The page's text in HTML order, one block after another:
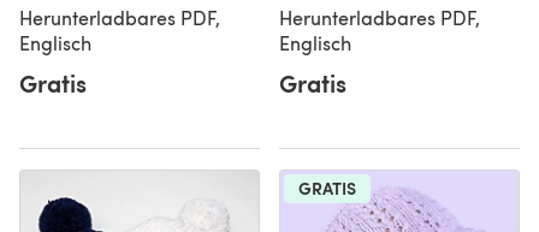
Herunterladbares PDF,
Englisch
Gratis
Herunterladbares PDF,
Englisch
Gratis
GRATIS